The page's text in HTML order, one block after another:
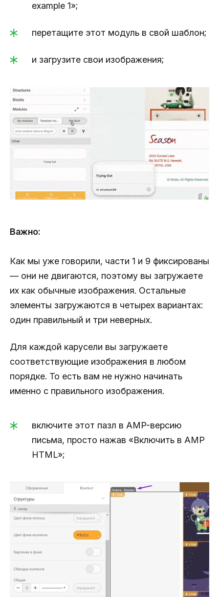
example 1»;
перетащите этот модуль в свой шаблон;
и загрузите свои изображения;
Важно:
Как мы уже говорили, части 1 и 9 фиксированы
— они не двигаются, поэтому вы загружаете
их как обычные изображения. Остальные
элементы загружаются в четырех вариантах:
один правильный и три неверных.
Для каждой карусели вы загружаете
соответствующие изображения в любом
порядке. То есть вам не нужно начинать
именно с правильного изображения.
включите этот пазл в AMP-версию
письма, просто нажав «Включить в AMP
HTML»;